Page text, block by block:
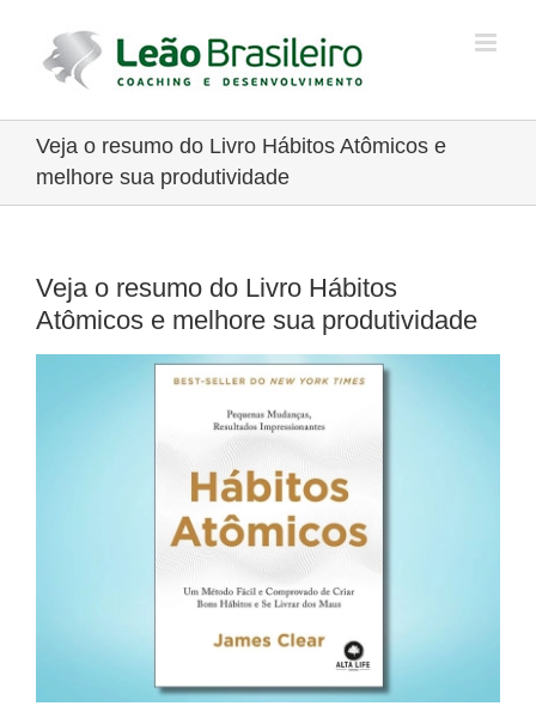
para
conteúdo
Veja o resumo do Livro Hábitos Atômicos e
melhore sua produtividade
Veja o resumo do Livro Hábitos
Atômicos e melhore sua produtividade